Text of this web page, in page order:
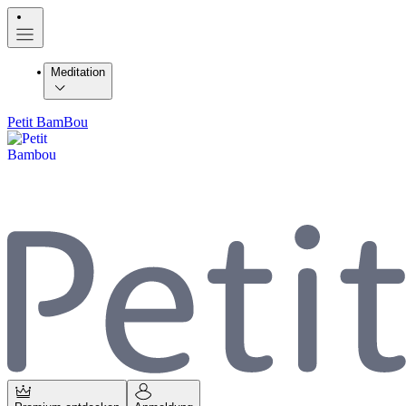
Meditation
Petit BamBou